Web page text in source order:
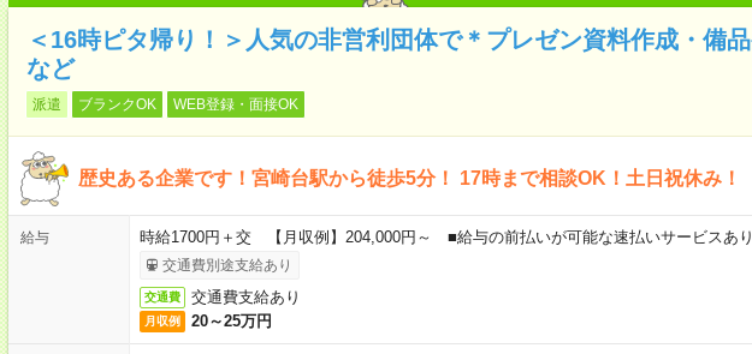
＜16時ピタ帰り！＞人気の非営利団体で＊プレゼン資料作成・備
など
派遣 ブランクOK WEB登録・面接OK
歴史ある企業です！宮崎台駅から徒歩5分！ 17時まで相談OK！土日祝休み！
給与 時給1700円＋交 【月収例】204,000円～ ■給与の前払いが可能な速払いサービスあり
交通費別途支給あり
交通費 交通費支給あり
月収例 20～25万円